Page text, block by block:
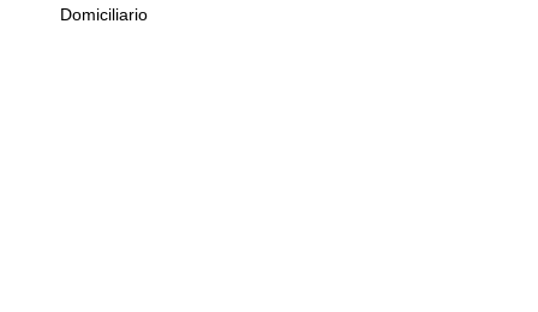
Domiciliario